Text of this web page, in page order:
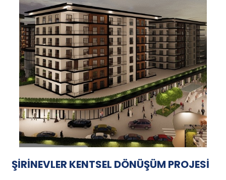
ŞİRİNEVLER KENTSEL DÖNÜŞÜM PROJESİ